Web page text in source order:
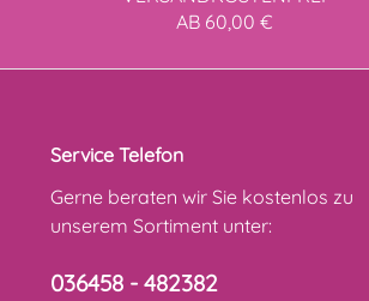
AB 60,00 €
Service Telefon
Gerne beraten wir Sie kostenlos zu
unserem Sortiment unter:
036458 - 482382